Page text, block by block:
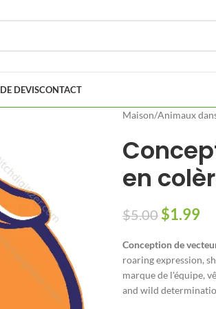
DEVISCONTACT
Maison/Animaux
en
$5.00 $1.99
Conception de
roaring expression,
marque de l'équipe,
and wild